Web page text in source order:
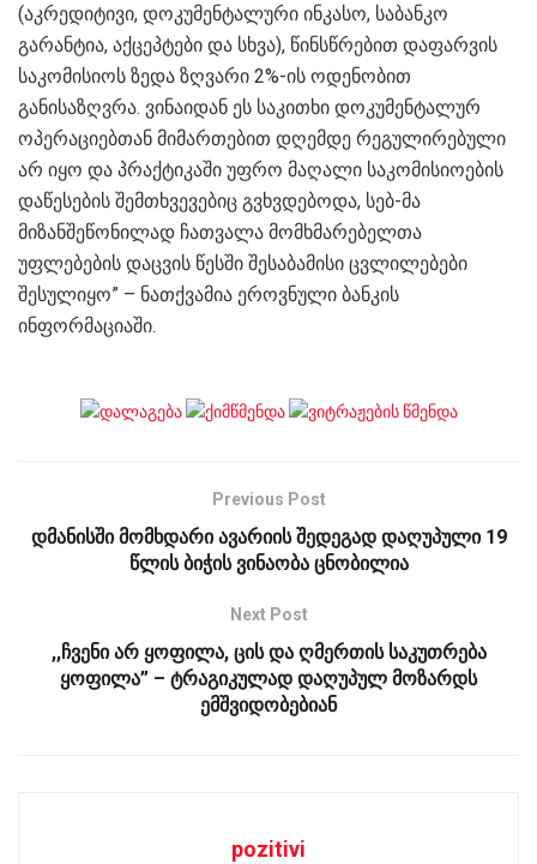
(აკრედიტივი, დოკუმენტალური ინკასო, საბანკო
გარანტია, აქცეპტები და სხვა), წინსწრებით დაფარვის
საკომისიოს ზედა ზღვარი 2%-ის ოდენობით
განისაზღვრა. ვინაიდან ეს საკითხი დოკუმენტალურ
ოპერაციებთან მიმართებით დღემდე რეგულირებული
არ იყო და პრაქტიკაში უფრო მაღალი საკომისიოების
დაწესების შემთხვევებიც გვხვდებოდა, სებ-მა
მიზანშეწონილად ჩათვალა მომხმარებელთა
უფლებების დაცვის წესში შესაბამისი ცვლილებები
შესულიყო” – ნათქვამია ეროვნული ბანკის
ინფორმაციაში.
Previous Post
დმანისში მომხდარი ავარიის შედეგად დაღუპული 19
წლის ბიჭის ვინაობა ცნობილია
Next Post
,,ჩვენი არ ყოფილა, ცის და ღმერთის საკუთრება
ყოფილა” – ტრაგიკულად დაღუპულ მოზარდს
ემშვიდობებიან
pozitivi